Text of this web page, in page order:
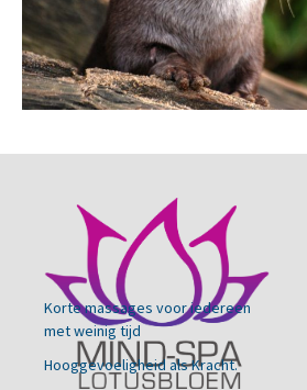
Korte massages voor iedereen
met weinig tijd
Hooggevoeligheid als Kracht.